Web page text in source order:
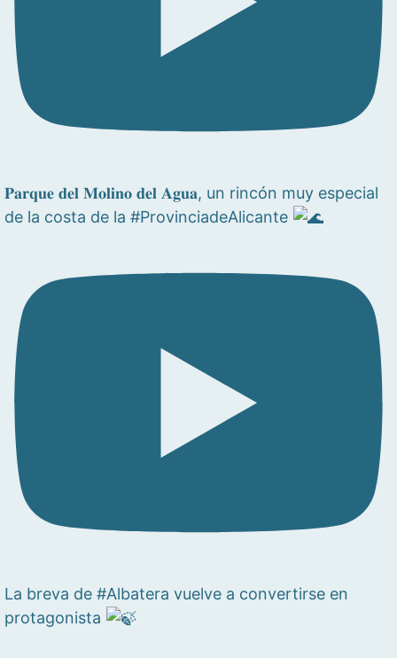
𝐏𝐚𝐫𝐪𝐮𝐞 𝐝𝐞𝐥 𝐌𝐨𝐥𝐢𝐧𝐨 𝐝𝐞𝐥 𝐀𝐠𝐮𝐚, un rincón muy especial
de la costa de la #ProvinciadeAlicante
La breva de #Albatera vuelve a convertirse en
protagonista